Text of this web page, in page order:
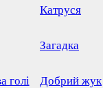
голі
Катруся
Загадка
Добрий жук